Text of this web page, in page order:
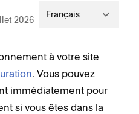
2026 Français
à votre site
. Vous pouvez
immédiatement pour
si vous êtes dans la